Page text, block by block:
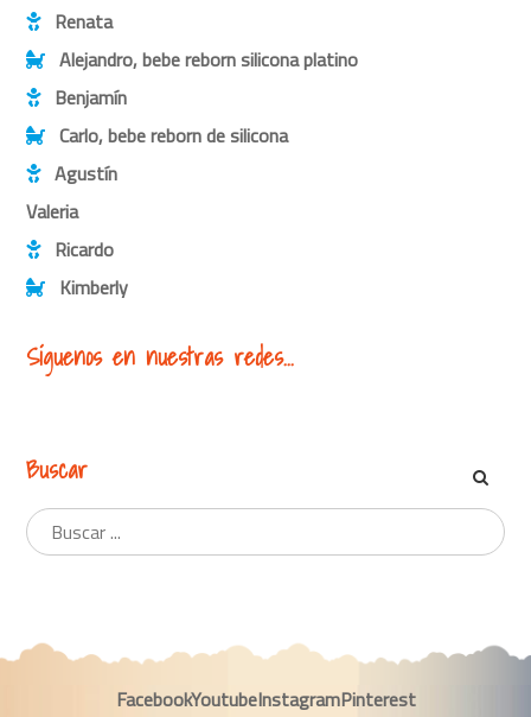
Renata
Alejandro, bebe reborn silicona platino
Benjamín
Carlo, bebe reborn de silicona
Agustín
Valeria
Ricardo
Kimberly
Síguenos en nuestras redes...
Buscar
FacebookYoutubeInstagramPinterest